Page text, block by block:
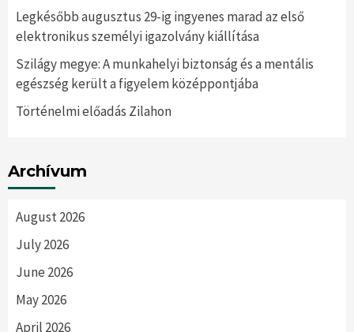
Legkésőbb augusztus 29-ig ingyenes marad az első
elektronikus személyi igazolvány kiállítása
Szilágy megye: A munkahelyi biztonság és a mentális
egészség került a figyelem középpontjába
Történelmi előadás Zilahon
Archívum
August 2026
July 2026
June 2026
May 2026
April 2026